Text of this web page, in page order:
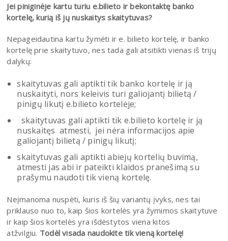
Jei piniginėje kartu turiu e.bilieto ir bekontaktę banko
kortelę, kurią iš jų nuskaitys skaitytuvas?
Nepageidautina kartu žymėti ir e. bilieto kortelę, ir banko
kortelę prie skaitytuvo, nes tada gali atsitikti vienas iš trijų
dalykų:
skaitytuvas gali aptikti tik banko kortelę ir ją
nuskaityti, nors keleivis turi galiojantį bilietą /
pinigų likutį e.bilieto kortelėje;
skaitytuvas gali aptikti tik e.bilieto kortelę ir ją
nuskaitęs atmesti, jei nėra informacijos apie
galiojantį bilietą / pinigų likutį;
skaitytuvas gali aptikti abiejų kortelių buvimą,
atmesti jas abi ir pateikti klaidos pranešimą su
prašymu naudoti tik vieną kortelę.
Neįmanoma nuspėti, kuris iš šių variantų įvyks, nes tai
priklauso nuo to, kaip šios kortelės yra žymimos skaitytuve
ir kaip šios kortelės yra išdėstytos viena kitos
atžvilgiu. Todėl visada naudokite tik vieną kortelę!